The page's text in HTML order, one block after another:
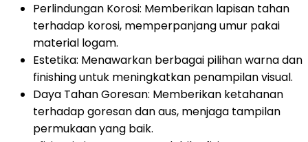
Perlindungan Korosi: Memberikan lapisan tahan
terhadap korosi, memperpanjang umur pakai
material logam.
Estetika: Menawarkan berbagai pilihan warna dan
finishing untuk meningkatkan penampilan visual.
Daya Tahan Goresan: Memberikan ketahanan
terhadap goresan dan aus, menjaga tampilan
permukaan yang baik.